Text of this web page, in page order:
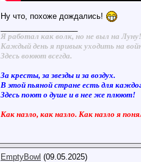
Ну что, похоже дождались!
Я работал как волк, но не выл на Луну!
Каждый день я привык уходить на
Здесь воюют всегда.
За кресты, за звезды и за воздух.
В этой пьяной стране есть для
Здесь поют о душе и в нее же плюют!
Как назло, как назло. Как назло я
EmptyBowl (09.05.2025)